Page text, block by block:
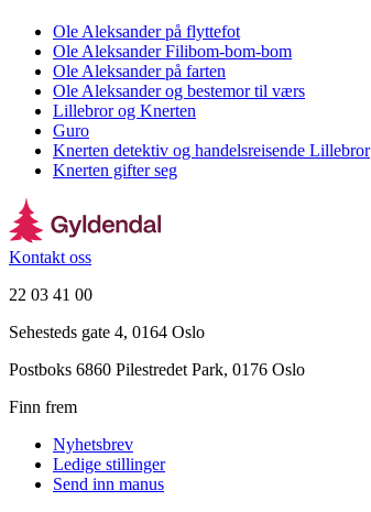
Ole Aleksander på flyttefot
Ole Aleksander Filibom-bom-bom
Ole Aleksander på farten
Ole Aleksander og bestemor til værs
Lillebror og Knerten
Guro
Knerten detektiv og handelsreisende Lillebror
Knerten gifter seg
Kontakt oss
22 03 41 00
Sehesteds gate 4, 0164 Oslo
Postboks 6860 Pilestredet Park, 0176 Oslo
Finn frem
Nyhetsbrev
Ledige stillinger
Send inn manus